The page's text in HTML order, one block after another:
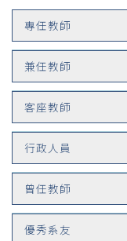
專任教師
兼任教師
客座教師
行政人員
曾任教師
優秀系友